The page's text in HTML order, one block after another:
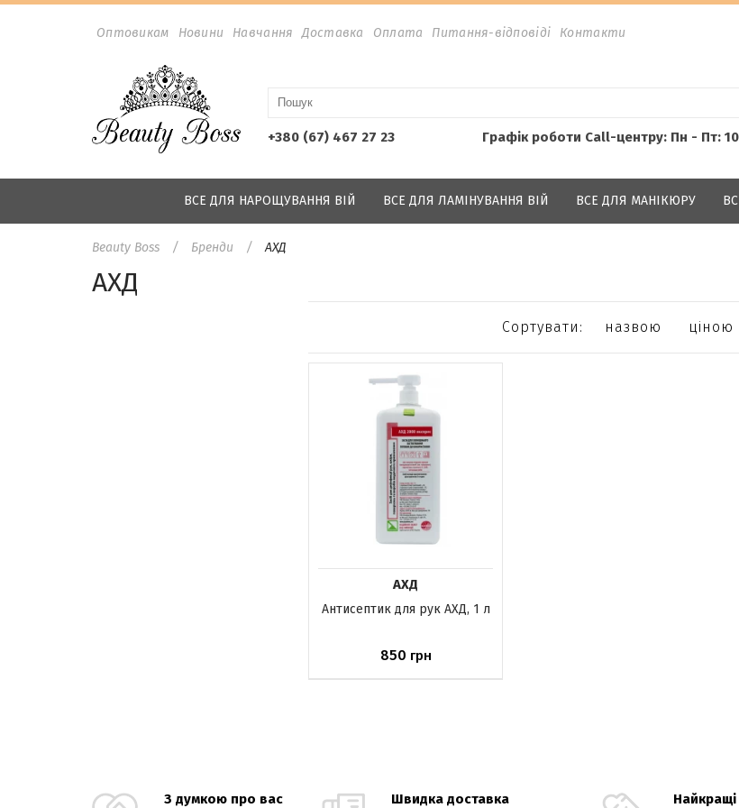
Оптовикам Новини Навчання Доставка Оплата Питання-відповіді Контакти
+380 (67) 467 27 23 Графік роботи Call-центру: Пн - Пт:
ВСЕ ДЛЯ НАРОЩУВАННЯ ВІЙ ВСЕ ДЛЯ ЛАМІНУВАННЯ ВІЙ ВСЕ ДЛЯ МАНІКЮРУ
Beauty Boss Бренди АХД
АХД
Сортувати: назвою ціною
АХД
Антисептик для рук АХД, 1 л
850 грн
З думкою про вас Швидка доставка Найкращі